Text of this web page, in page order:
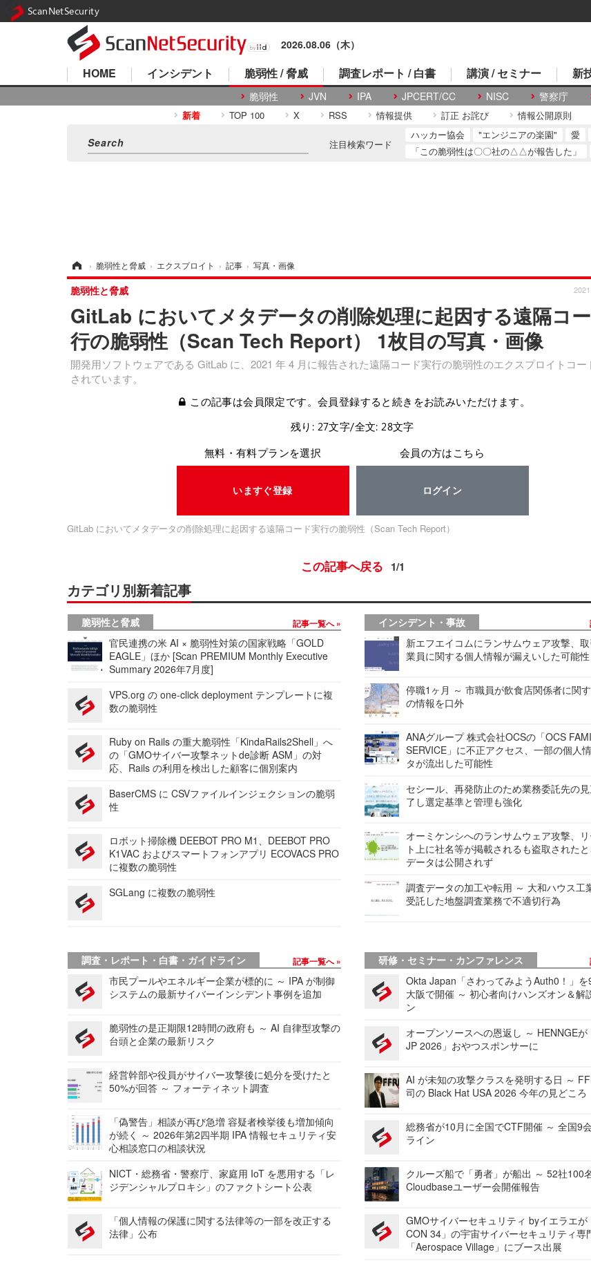
2026.08.06（木）
HOME インシデント 脆弱性 / 脅威
脆弱性 JVN IPA JPCERT/CC NISC 警察庁
調査レポート / 白書 講演 / セミナー 新
新着 TOP 100 X RSS 情報提供 訂正 お詫び 情報公開原則
注目検索ワード
ハッカー協会 "エンジニアの楽園" 愛
「この脆弱性は〇〇社の△△が報告した」
› 脆弱性と脅威 › エクスプロイト › 記事 › 写真・画像
GitLab においてメタデータの削除処理に起因する遠隔コ
行の脆弱性（Scan Tech Report） 1枚目の写真・画像
開発用ソフトウェアである GitLab に、2021 年 4 月に報告された遠隔コード実行の脆弱性のエクスプロイトコー
されています。
脆弱性と脅威
この記事は会員限定です。会員登録すると続きをお読みいただけます。
残り: 27文字/全文: 28文字
無料・有料プランを選択
いますぐ登録
会員の方はこちら
ログイン
GitLab においてメタデータの削除処理に起因する遠隔コード実行の脆弱性（Scan Tech Report）
この記事へ戻る 1/1
カテゴリ別新着記事
脆弱性と脅威 記事一覧へ
官民連携の米 AI × 脆弱性対策の国家戦略「GOLD
EAGLE」ほか [Scan PREMIUM Monthly Executive
Summary 2026年7月度]
VPS.org の one-click deployment テンプレートに複
数の脆弱性
Ruby on Rails の重大脆弱性「KindaRails2Shell」へ
の「GMOサイバー攻撃ネットde診断 ASM」の対
応、Rails の利用を検出した顧客に個別案内
BaserCMS に CSVファイルインジェクションの脆弱
性
ロボット掃除機 DEEBOT PRO M1、DEEBOT PRO
K1VAC およびスマートフォンアプリ ECOVACS PRO
に複数の脆弱性
SGLang に複数の脆弱性
インシデント・事故
新エフエイコムにランサムウェア攻撃、
業員に関する個人情報が漏えいした可能性
停職1ヶ月 ～ 市職員が飲食店関係者に関
の情報を口外
ANAグループ 株式会社OCSの「OCS
SERVICE」に不正アクセス、一部の個人
タが流出した可能性
セシール、再発防止のため業務委託先の
了し選定基準と管理も強化
オーミケンシへのランサムウェア攻撃、
ト上に社名等が掲載されるも盗取された
データは公開されず
調査データの加工や転用 ～ 大和ハウス工
受託した地盤調査業務で不適切行為
調査・レポート・白書・ガイドライン 記事一覧へ
市民プールやエネルギー企業が標的に ～ IPA が制御
システムの最新サイバーインシデント事例を追加
脆弱性の是正期限12時間の政府も ～ AI 自律型攻撃の
台頭と企業の最新リスク
経営幹部や役員がサイバー攻撃後に処分を受けたと
50%が回答 ～ フォーティネット調査
「偽警告」相談が再び急増 容疑者検挙後も増加傾向
が続く ～ 2026年第2四半期 IPA 情報セキュリティ安
心相談窓口の相談状況
NICT・総務省・警察庁、家庭用 IoT を悪用する「レ
ジデンシャルプロキシ」のファクトシート公表
「個人情報の保護に関する法律等の一部を改正する
法律」公布
研修・セミナー・カンファレンス
Okta Japan「さわってみようAuth0！」
大阪で開催 ～ 初心者向けハンズオン＆解
ン
オープンソースへの恩返し ～ HENNGEが
JP 2026」おやつスポンサーに
AI が未知の攻撃クラスを発明する日 ～
司の Black Hat USA 2026 今年の見どころ
総務省が10月に全国でCTF開催 ～ 全国9
ライン
クルーズ船で「勇者」が船出 ～ 52社100
Cloudbaseユーザー会開催報告
GMOサイバーセキュリティ byイエラエが
CON 34」の宇宙サイバーセキュリティ専
「Aerospace Village」にブース出展
ScanNetSecurity